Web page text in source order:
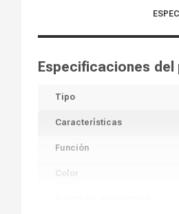
Especificaciones
Tipo
Características
Función
Color